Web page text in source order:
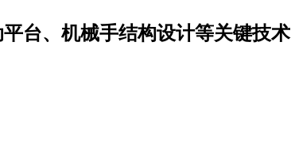
台、机械手结构设计等关键技术